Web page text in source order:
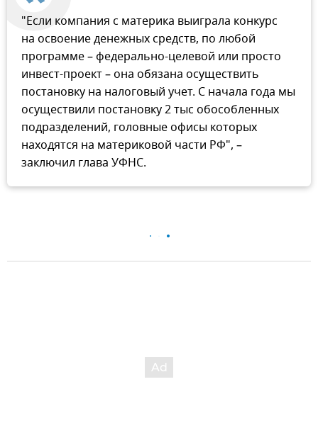
"Если компания с материка выиграла конкурс
на освоение денежных средств, по любой
программе – федерально-целевой или просто
инвест-проект – она обязана осуществить
постановку на налоговый учет. С начала года мы
осуществили постановку 2 тыс обособленных
подразделений, головные офисы которых
находятся на материковой части РФ", –
заключил глава УФНС.